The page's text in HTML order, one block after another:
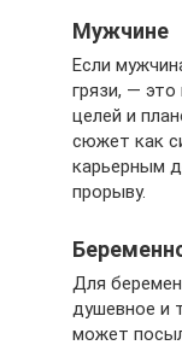
Мужчине
Если
грязи, —
целей и
сюжет как
карьерным
прорыву.
Для
душевное и
может